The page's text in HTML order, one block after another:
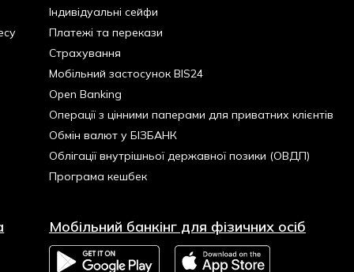
Індивідуальні сейфи
Платежі та перекази
Страхування
Мобільний застосунок BIS24
Open Banking
Операції з цінними паперами для приватних клієнтів
Обмін валют у БІЗБАНК
Облігації внутрішньої державної позики (ОВДП)
Програма кешбек
Мобільний банкінг для фізичних осіб